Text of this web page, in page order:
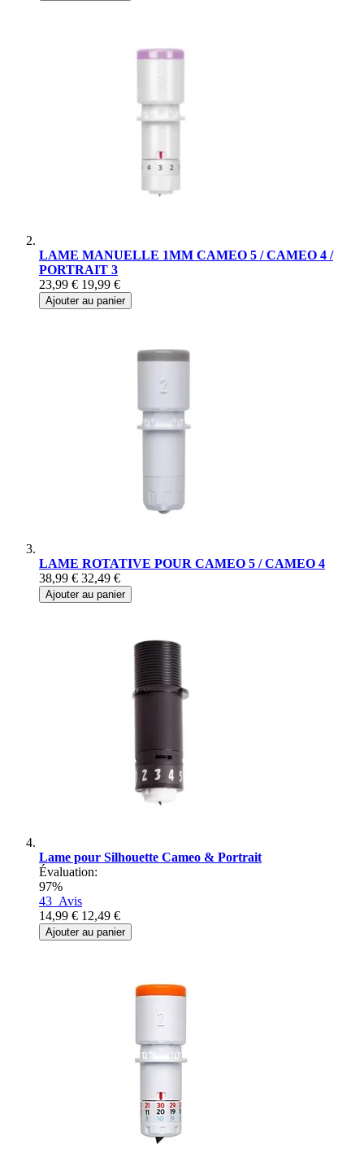
LAME MANUELLE 1MM CAMEO 5 / CAMEO 4 /
PORTRAIT 3
23,99 € 19,99 €
Ajouter au panier
LAME ROTATIVE POUR CAMEO 5 / CAMEO 4
38,99 € 32,49 €
Ajouter au panier
Lame pour Silhouette Cameo & Portrait
Évaluation:
97%
43 Avis
14,99 € 12,49 €
Ajouter au panier